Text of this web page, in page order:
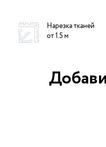
Нарезка тканей
от 1.5 м